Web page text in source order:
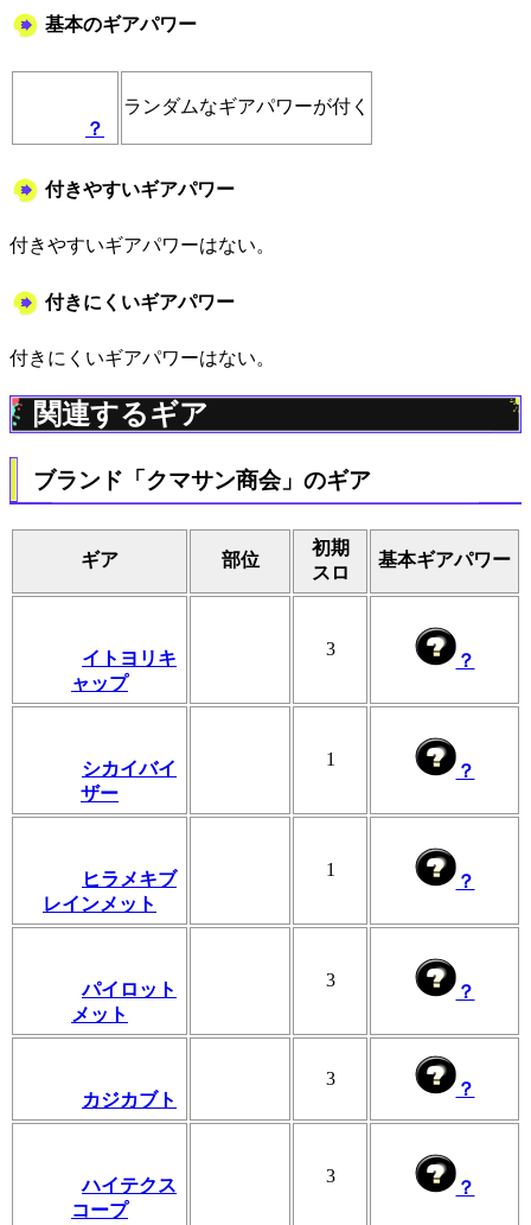
基本のギアパワー
？
ランダムなギアパワーが付く
付きやすいギアパワー
付きやすいギアパワーはない。
付きにくいギアパワー
付きにくいギアパワーはない。
関連するギア
ブランド「クマサン商会」のギア
ギア 部位
初期
スロ
基本ギアパワー
イトヨリキ
ャップ
3
？
シカイバイ
ザー
1
？
ヒラメキブ
レインメット
1
？
パイロット
メット
3
？
カジカブト
3
？
ハイテクス
コープ
3
？